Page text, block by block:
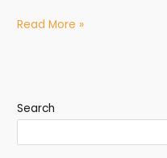
Read More »
Search